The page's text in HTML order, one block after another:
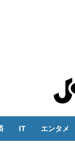
IT エンタメ